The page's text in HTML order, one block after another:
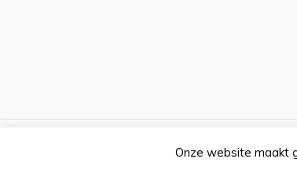
Onze website maakt